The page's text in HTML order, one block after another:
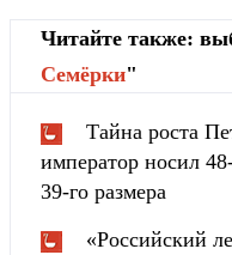
Читайте также:
Cемёрки"
Тайна роста
император носил
39-го размера
«Российский